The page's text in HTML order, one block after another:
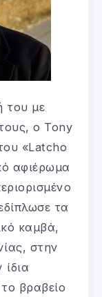
του με
ο Tony
«Latcho
αφιέρωμα
τα
καμβά,
στην
βραβείο